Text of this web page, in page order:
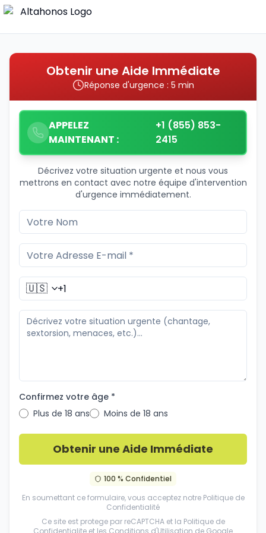
Obtenir une Aide Immédiate
Réponse d'urgence : 5 min
APPELEZ
MAINTENANT :
+1 (855) 853-
2415
Décrivez votre situation urgente et nous vous
mettrons en contact avec notre équipe d'intervention
d'urgence immédiatement.
🇺🇸
Confirmez votre âge *
Plus de 18 ans
Moins de 18 ans
Obtenir une Aide Immédiate
100 % Confidentiel
En soumettant ce formulaire, vous acceptez notre Politique de
Confidentialité
Ce site est protege par reCAPTCHA et la Politique de
Confidentialite et les Conditions d'Utilisation de Google